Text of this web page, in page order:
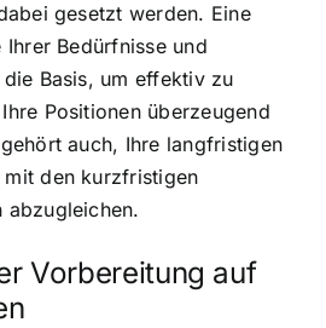
gesetzt werden. Eine
Bedürfnisse und
Basis, um effektiv zu
Positionen überzeugend
auch, Ihre langfristigen
mit den kurzfristigen
abzugleichen.
Vorbereitung auf